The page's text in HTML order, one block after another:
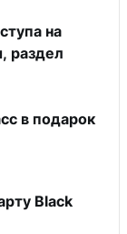
на
раздел
в подарок
Black